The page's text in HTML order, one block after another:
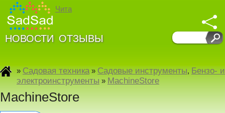
Чита
НОВОСТИ ОТЗЫВЫ
»Садовая техника»Садовые инструменты,Бензо- и
электроинструменты » MachineStore
MachineStore